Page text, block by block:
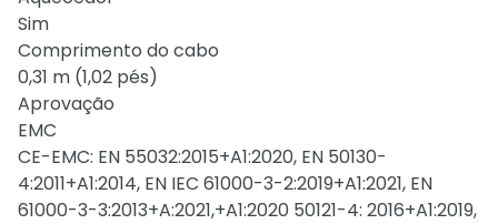
Sim
Comprimento do cabo
0,31 m (1,02 pés)
Aprovação
EMC
CE-EMC: EN 55032:2015+A1:2020, EN 50130-
4:2011+A1:2014, EN IEC 61000-3-2:2019+A1:2021, EN
61000-3-3:2013+A:2021,+A1:2020 50121-4: 2016+A1:2019,